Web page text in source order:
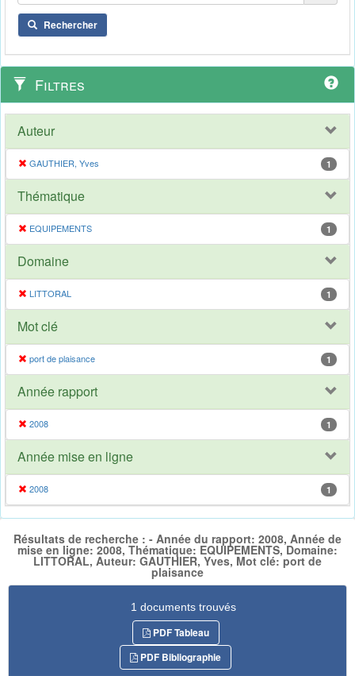
Rechercher
Filtres
Auteur
GAUTHIER, Yves 1
Thématique
EQUIPEMENTS 1
Domaine
LITTORAL 1
Mot clé
port de plaisance 1
Année rapport
2008 1
Année mise en ligne
2008 1
Résultats de recherche : - Année du rapport: 2008, Année de
mise en ligne: 2008, Thématique: EQUIPEMENTS, Domaine:
LITTORAL, Auteur: GAUTHIER, Yves, Mot clé: port de
plaisance
1 documents trouvés
PDF Tableau
PDF Bibliographie